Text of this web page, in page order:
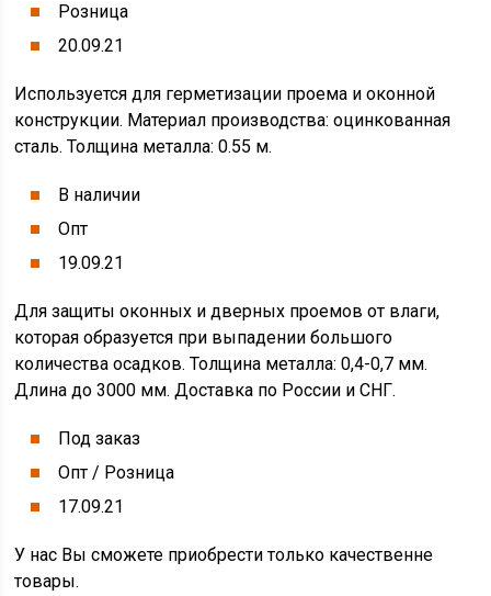
Розница
20.09.21
Используется для герметизации проема и оконной
конструкции. Материал производства: оцинкованная
сталь. Толщина металла: 0.55 м.
В наличии
Опт
19.09.21
Для защиты оконных и дверных проемов от влаги,
которая образуется при выпадении большого
количества осадков. Толщина металла: 0,4-0,7 мм.
Длина до 3000 мм. Доставка по России и СНГ.
Под заказ
Опт / Розница
17.09.21
У нас Вы сможете приобрести только качественне
товары.